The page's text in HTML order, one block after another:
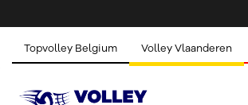
Topvolley Belgium Volley Vlaanderen